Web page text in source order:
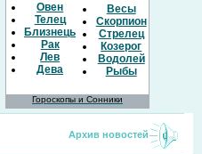
Овен
Телец
Близнецы
Рак
Лев
Дева
Весы
Скорпион
Стрелец
Козерог
Водолей
Рыбы
Гороскопы и Сонники
Архив новостей